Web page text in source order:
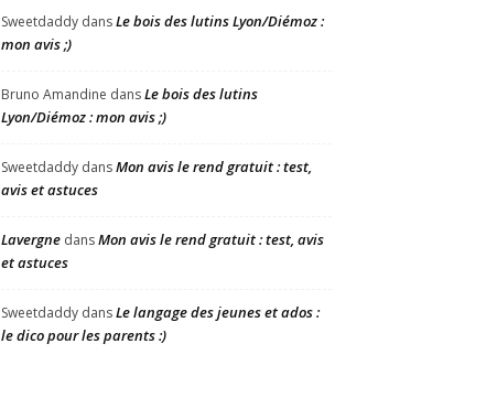
Sweetdaddy dansLe bois des lutins Lyon/Diémoz :
mon avis ;)
Bruno Amandine dansLe bois des lutins
Lyon/Diémoz : mon avis ;)
Sweetdaddy dansMon avis le rend gratuit : test,
avis et astuces
Lavergne dansMon avis le rend gratuit : test, avis
et astuces
Sweetdaddy dansLe langage des jeunes et ados :
le dico pour les parents :)